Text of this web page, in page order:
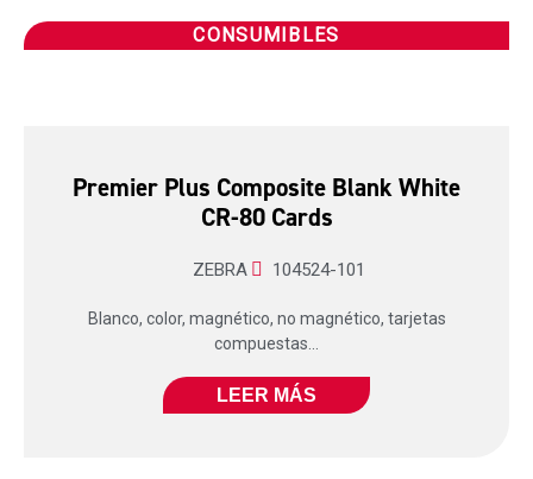
CONSUMIBLES
Premier Plus Composite Blank White
CR-80 Cards
ZEBRA 104524-101
Blanco, color, magnético, no magnético, tarjetas
compuestas...
LEER MÁS